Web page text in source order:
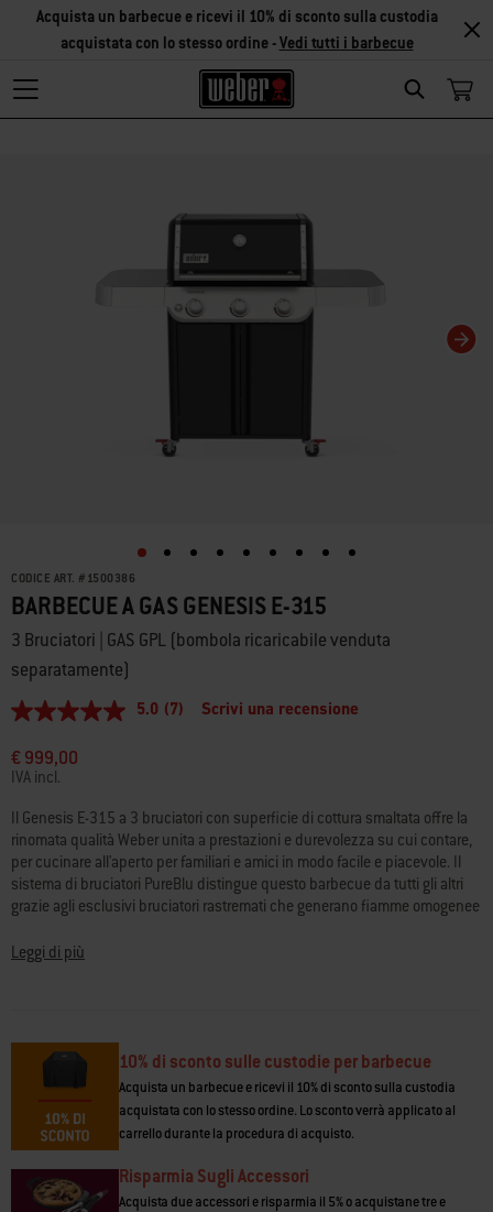
Search
Acquista un barbecue e ricevi il 10% di sconto sulla custodia
acquistata con lo stesso ordine -Vedi tutti i barbecue
CODICE ART. # 1500386
BARBECUE A GAS GENESIS E-315
3 Bruciatori | GAS GPL (bombola ricaricabile venduta
separatamente)
5.0
su
5
,
valore
di
valutazione
medio.
Read
7
Reviews.
link
alla
5.0 (7) Scrivi una recensione
€ 999,00
IVA incl.
Il Genesis E-315 a 3 bruciatori con superficie di cottura smaltata offre la
rinomata qualità Weber unita a prestazioni e durevolezza su cui contare,
per cucinare all'aperto per familiari e amici in modo facile e piacevole. Il
sistema di bruciatori PureBlu distingue questo barbecue da tutti gli altri
grazie agli esclusivi bruciatori rastremati che generano fiamme omogenee
dirette sopra gli orifizi di fuoriuscita del gas rialzati, mentre i residui di cibo
•I bruciatori PureBlu
griglia
Le griglie di cottura in ghisa smaltatatrattengono il calore per la
• Le barreFlavorizervaporizzano i succhi, esaltando l'aroma di grigliato
•Sistema di gestione del grasso con scivolo per il grasso estraibile
• Le griglie di cotturaWEBER CRAFTEDpermettono di ampliare le tecniche
di cottura
Leggi di più
10% di sconto sulle custodie per barbecue
Acquista un barbecue e ricevi il 10% di sconto sulla custodia
acquistata con lo stesso ordine. Lo sconto verrà applicato al
carrello durante la procedura di acquisto.
Risparmia Sugli Accessori
Acquista due accessori e risparmia il 5% o acquistane tre e